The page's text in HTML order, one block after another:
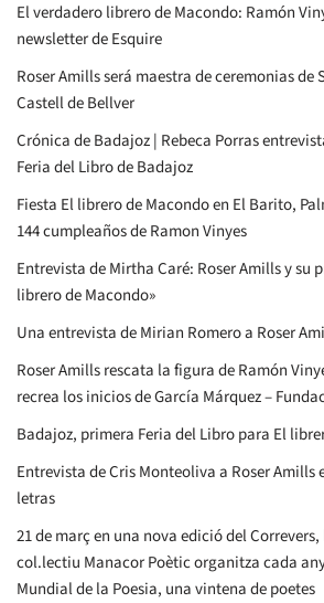
El verdadero librero de Macondo: Ramón
newsletter de Esquire
Roser Amills será maestra de ceremonias de
Castell de Bellver
Crónica de Badajoz | Rebeca Porras
Feria del Libro de Badajoz
Fiesta El librero de Macondo en El Barito,
144 cumpleaños de Ramon Vinyes
Entrevista de Mirtha Caré: Roser Amills y su
librero de Macondo»
Una entrevista de Mirian Romero a Roser
Roser Amills rescata la figura de Ramón
recrea los inicios de García Márquez –
Badajoz, primera Feria del Libro para El
Entrevista de Cris Monteoliva a Roser Amills
letras
21 de març en una nova edició del
col.lectiu Manacor Poètic organitza cada
Mundial de la Poesia, una vintena de poetes